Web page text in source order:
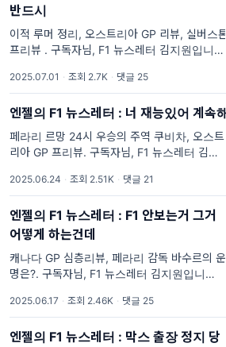
반드시
이적 루머 정리, 오스트리아 GP 리뷰, 실버스톤
프리뷰 . 구독자님, F1 뉴스레터 김지원입니다.
지 가장 많이 고민하게 됩니다. 그런데 이번 주
는 크게 고민할 필요가 없었습니다. 그 이유
2025.07.01 · 조회 2.7K · 댓글 25
엔젤의 F1 뉴스레터 : 너 재능있어 계속해
페라리 르망 24시 우승의 주역 쿠비차, 오스트
리아 GP 프리뷰. 구독자님, F1 뉴스레터 김지
주였습니다. 여러 이변을 낳았던 캐나다 GP 이
후 아직도 잡음이 끊이질 않네요. 언론에서 물
어뜯기
2025.06.24 · 조회 2.51K · 댓글 21
엔젤의 F1 뉴스레터 : F1 안보는거 그거
어떻게 하는건데
캐나다 GP 심층리뷰, 페라리 감독 바수르의 운
명은?. 구독자님, F1 뉴스레터 김지원입니다.
슨... 직관 계획이 있으신 분들은 이제 슬슬 움
직이셔야 할 때란 뜻입니다.
2025.06.17 · 조회 2.46K · 댓글 25
엔젤의 F1 뉴스레터 : 막스 출장 정지 당